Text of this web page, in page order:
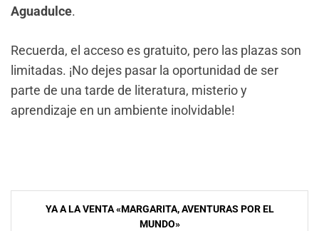
Aguadulce.
Recuerda, el acceso es gratuito, pero las plazas son
limitadas. ¡No dejes pasar la oportunidad de ser
parte de una tarde de literatura, misterio y
aprendizaje en un ambiente inolvidable!
Navegación
YA A LA VENTA «MARGARITA, AVENTURAS POR EL
MUNDO»